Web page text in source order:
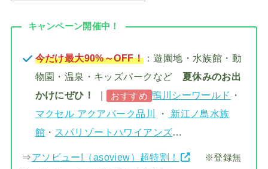
キャンペーン開催中！
今だけ最大90%～OFF！：遊園地・水族館・動
物園・温泉・キッズパークなど 夏休みのお出
かけにぜひ！
おすすめ 鴨川シーワールド ・
マクセル アクアパーク品川
・
新江ノ島水族
館 ・ スパリゾートハワイアンズ…
⇒アソビュー!（asoview）超特割！
※登録無